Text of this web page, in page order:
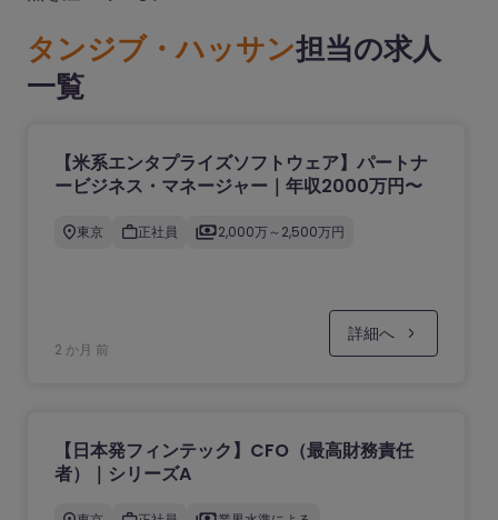
タンジブ・ハッサン担当の求人
一覧
【米系エンタプライズソフトウェア】パートナ
ービジネス・マネージャー｜年収2000万円〜
東京 正社員 2,000万～2,500万円
2 か月 前
詳細へ
【日本発フィンテック】CFO（最高財務責任
者）｜シリーズA